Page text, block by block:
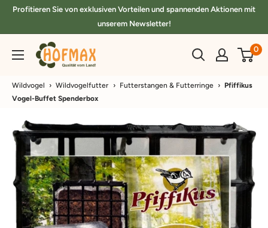
DirektProfitieren Sie von exklusiven Vorteilen und spannenden Aktionen mit
unserem Newsletter!
hofmax.de 0
Wildvogel › Wildvogelfutter › Futterstangen & Futterringe › Pfiffikus
Vogel-Buffet Spenderbox